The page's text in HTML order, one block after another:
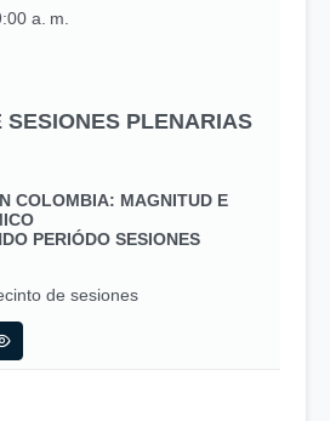
a. m.
SESIONES PLENARIAS
COLOMBIA: MAGNITUD E
PERIÓDO SESIONES
de sesiones